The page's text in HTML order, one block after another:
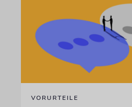
VORURTEILE